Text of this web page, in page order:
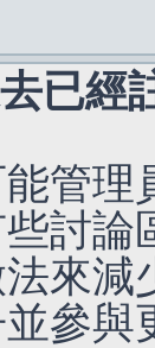
已經
管理
討論
來減
參與